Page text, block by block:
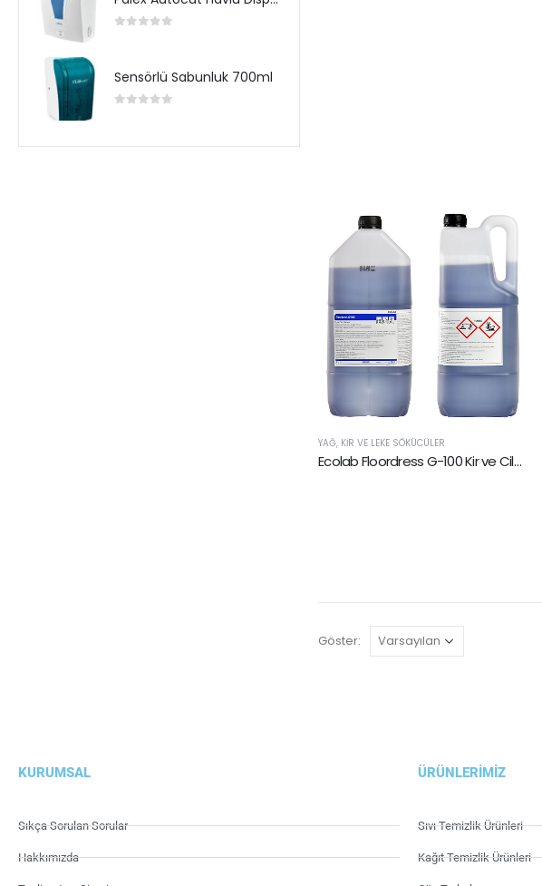
YAĞ, KIR VE LEKE SÖKÜCÜLER
Ecolab Floordress G-100 Kir ve Cila Sökücü 5 Kg
Göster:
Sensörlü Sabunluk 700ml
KURUMSAL
Sıkça Sorulan Sorular
Hakkımızda
ÜRÜNLERIMIZ
Sıvı Temizlik Ürünleri
Kağıt Temizlik Ürünleri